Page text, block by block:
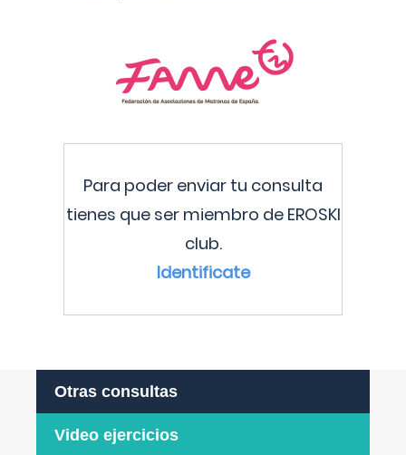
Para poder enviar tu consulta
tienes que ser miembro de EROSKI
club.
Identificate
Otras consultas
Video ejercicios